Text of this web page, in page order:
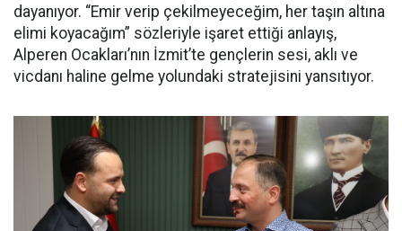
dayanıyor. “Emir verip çekilmeyeceğim, her taşın altına
elimi koyacağım” sözleriyle işaret ettiği anlayış,
Alperen Ocakları’nın İzmit’te gençlerin sesi, aklı ve
vicdanı haline gelme yolundaki stratejisini yansıtıyor.